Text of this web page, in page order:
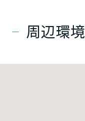
周辺環境